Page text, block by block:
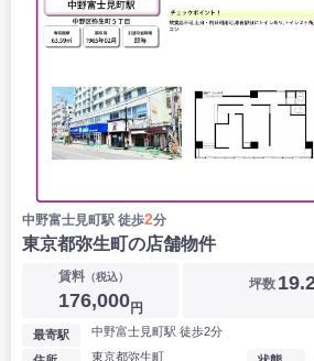
中野富士見町駅 徒歩2分
東京都弥生町の店舗物件
賃料（税込）
176,000円
坪数
最寄駅 中野富士見町駅 徒歩2分
東京都弥生町